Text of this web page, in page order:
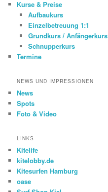
Kurse & Preise
Aufbaukurs
Einzelbetreuung 1:1
Grundkurs / Anfängerkurs
Schnupperkurs
Termine
NEWS UND IMPRESSIONEN
News
Spots
Foto & Video
LINKS
Kitelife
kitelobby.de
Kitesurfen Hamburg
oase